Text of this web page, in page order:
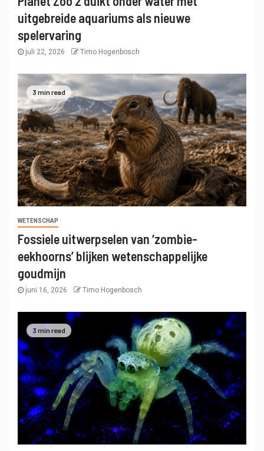
uitgebreide aquariums als nieuwe
spelervaring
juli 22, 2026 Timo Hogenbosch
3 min read
WETENSCHAP
Fossiele uitwerpselen van ‘zombie-
eekhoorns’ blijken wetenschappelijke
goudmijn
juni 16, 2026 Timo Hogenbosch
3 min read